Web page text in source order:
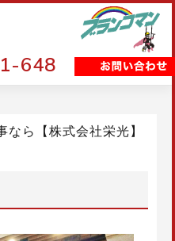
648
ら【株式会社栄光】